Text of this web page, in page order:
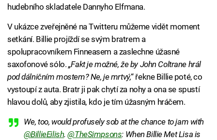
hudebního skladatele Dannyho Elfmana.
V ukázce zveřejněné na Twitteru můžeme vidět moment
setkání. Billie projíždí se svým bratrem a
spolupracovníkem Finneasem a zaslechne úžasné
saxofonové sólo. „Fakt je možné, že by John Coltrane hrál
pod dálničním mostem? Ne, je mrtvý,“ řekne Billie poté, co
vystoupí z auta. Bratr ji pak chytí za nohy a ona se spustí
hlavou dolů, aby zjistila, kdo je tím úžasným hráčem.
We, too, would profusely sob at the chance to jam with
@BillieEilish.@TheSimpsons: When Billie Met Lisa is